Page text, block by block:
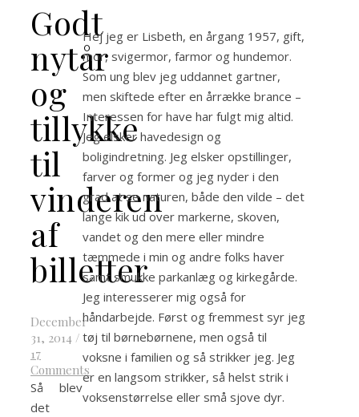
Godt
nytår
og
tillykke
til
vinderen
af
billetter
December
31, 2014 /
17
Comments
Så blev
det
Hej jeg er Lisbeth, en årgang 1957, gift,
mor, svigermor, farmor og hundemor.
Som ung blev jeg uddannet gartner,
men skiftede efter en årrække brance –
Interessen for have har fulgt mig altid.
Jeg elsker havedesign og
boligindretning. Jeg elsker opstillinger,
farver og former og jeg nyder i den
grad at se naturen, både den vilde – det
lange kik ud over markerne, skoven,
vandet og den mere eller mindre
tæmmede i min og andre folks haver
samt smukke parkanlæg og kirkegårde.
Jeg interesserer mig også for
håndarbejde. Først og fremmest syr jeg
tøj til børnebørnene, men også til
voksne i familien og så strikker jeg. Jeg
er en langsom strikker, så helst strik i
voksenstørrelse eller små sjove dyr.